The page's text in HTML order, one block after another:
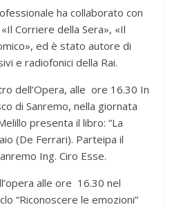
ha collaborato con
Corriere della Sera», «Il
ed è stato autore di
e radiofonici della Rai.
dell’Opera, alle ore 16.30 In
di Sanremo, nella giornata
presenta il libro: “La
(De Ferrari). Parteipa il
Ing. Ciro Esse.
alle ore 16.30 nel
“Riconoscere le emozioni”